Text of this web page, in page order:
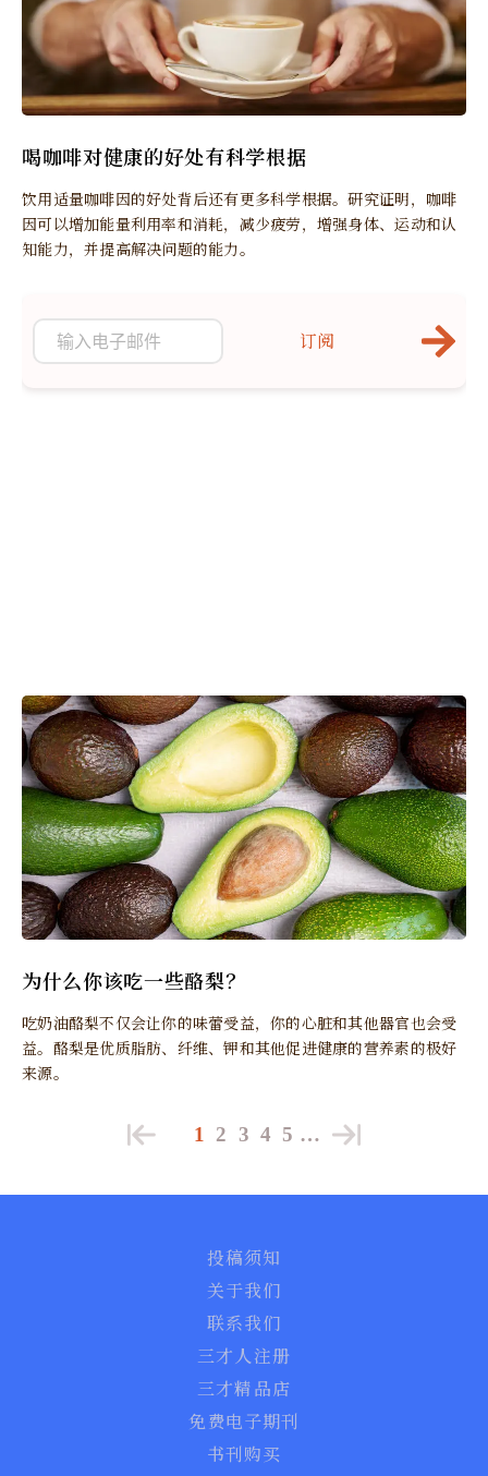
喝咖啡对健康的好处有科学根据
饮用适量咖啡因的好处背后还有更多科学根据。研究证明，咖啡
因可以增加能量利用率和消耗，减少疲劳，增强身体、运动和认
知能力，并提高解决问题的能力。
为什么你该吃一些酪梨？
吃奶油酪梨不仅会让你的味蕾受益，你的心脏和其他器官也会受
益。酪梨是优质脂肪、纤维、钾和其他促进健康的营养素的极好
来源。
订阅
1 2 3 4 5 …
投稿须知
关于我们
联系我们
三才人注册
三才精品店
免费电子期刊
书刊购买